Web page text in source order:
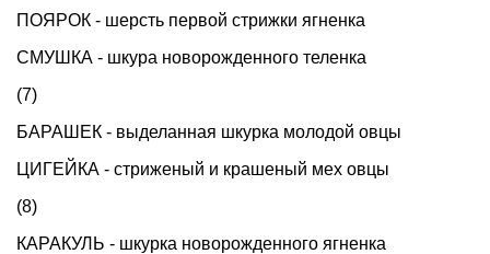
ПОЯРОК - шерсть первой стрижки ягненка
СМУШКА - шкура новорожденного теленка
(7)
БАРАШЕК - выделанная шкурка молодой овцы
ЦИГЕЙКА - стриженый и крашеный мех овцы
(8)
КАРАКУЛЬ - шкурка новорожденного ягненка